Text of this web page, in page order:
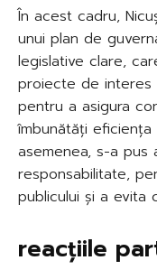
În acest cadru,
unui plan de
legislative clare,
proiecte de interes
pentru a asigura
îmbunătăți
asemenea, s-a pus
responsabilitate,
publicului și a evita
reacțiile